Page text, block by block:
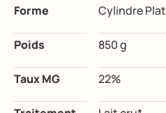
Forme Cylindre Plat
Poids 850 g
Taux MG 22%